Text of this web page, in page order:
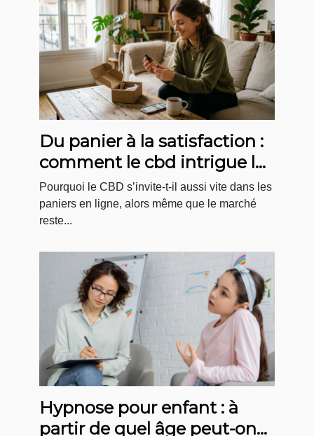
Du panier à la satisfaction :
comment le cbd intrigue le
e-consommateur
Pourquoi le CBD s’invite-t-il aussi vite dans les
paniers en ligne, alors même que le marché
reste...
Hypnose pour enfant : à
partir de quel âge peut-on